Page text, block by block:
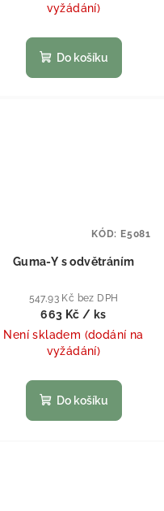
vyžádání)
Do košíku
Guma-Y s odvětráním
547,93 Kč bez DPH
663 Kč / ks
Není skladem (dodání na
vyžádání)
Do košíku
KÓD: E5081